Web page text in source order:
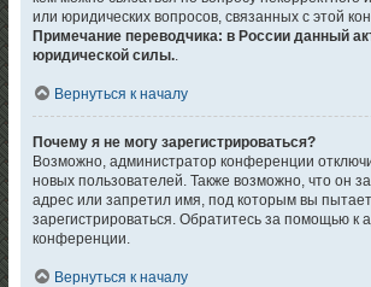
или юридических вопросов, связанных с этой
Примечание переводчика: в России данный
юридической силы..
Вернуться к началу
Почему я не могу зарегистрироваться?
Возможно, администратор конференции
новых пользователей. Также возможно, что он
адрес или запретил имя, под которым вы
зарегистрироваться. Обратитесь за помощью к
конференции.
Вернуться к началу